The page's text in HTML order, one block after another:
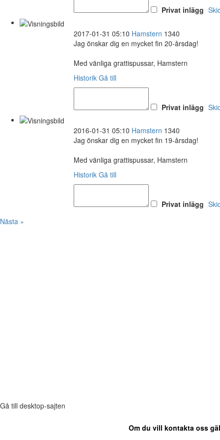
Privat inlägg
2017-01-31 05:10 Hamstern 1340
Jag önskar dig en mycket fin 20-årsdag!
Med vänliga grattispussar, Hamstern
Historik Gå till
Privat inlägg
2016-01-31 05:10 Hamstern 1340
Jag önskar dig en mycket fin 19-årsdag!
Med vänliga grattispussar, Hamstern
Historik Gå till
Privat inlägg
Nästa »
Gå till desktop-sajten
Om du vill kontakta oss